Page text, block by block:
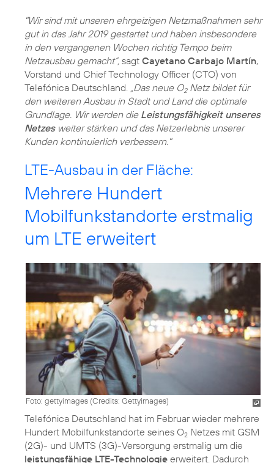
"Wir sind mit unseren ehrgeizigen Netzmaßnahmen sehr
gut in das Jahr 2019 gestartet und haben insbesondere
in den vergangenen Wochen richtig Tempo beim
Netzausbau gemacht“, sagt Cayetano Carbajo Martín,
Vorstand und Chief Technology Officer (CTO) von
Telefónica Deutschland.
„Das neue O2Netz bildet für
den weiteren Ausbau in Stadt und Land die optimale
Grundlage. Wir werden die Leistungsfähigkeit unseres
Netzesweiter stärken und das Netzerlebnis unserer
Kunden kontinuierlich verbessern."
LTE-Ausbau in der Fläche:
Mehrere Hundert
Mobilfunkstandorte erstmalig
um LTE erweitert
Foto: gettyimages (Credits: Gettyimages)
Telefónica Deutschland hat im Februar wieder mehrere
Hundert Mobilfunkstandorte seines O2 Netzes mit GSM
(2G)- und UMTS (3G)-Versorgung erstmalig um die
leistungsfähige LTE-Technologie erweitert. Dadurch